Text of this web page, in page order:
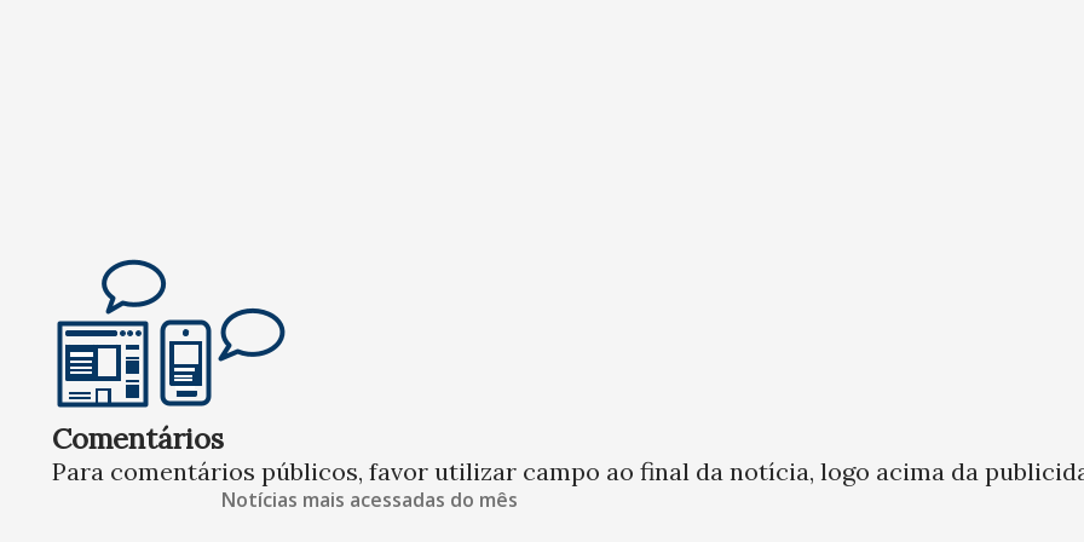
Comentários
Para comentários públicos, favor utilizar campo ao final da notícia, logo acima da
Notícias mais acessadas do mês